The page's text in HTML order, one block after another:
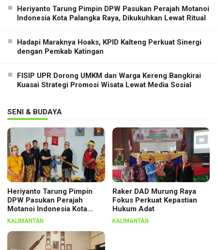
Heriyanto Tarung Pimpin DPW Pasukan Perajah Motanoi
Indonesia Kota Palangka Raya, Dikukuhkan Lewat Ritual
Hadapi Maraknya Hoaks, KPID Kalteng Perkuat Sinergi
dengan Pemkab Katingan
FISIP UPR Dorong UMKM dan Warga Kereng Bangkirai
Kuasai Strategi Promosi Wisata Lewat Media Sosial
SENI & BUDAYA
Heriyanto Tarung Pimpin
DPW Pasukan Perajah
Motanoi Indonesia Kota
Palangka Raya, Dikukuhkan
KALIMANTAN
Raker DAD Murung Raya
Fokus Perkuat Kepastian
Hukum Adat
KALIMANTAN